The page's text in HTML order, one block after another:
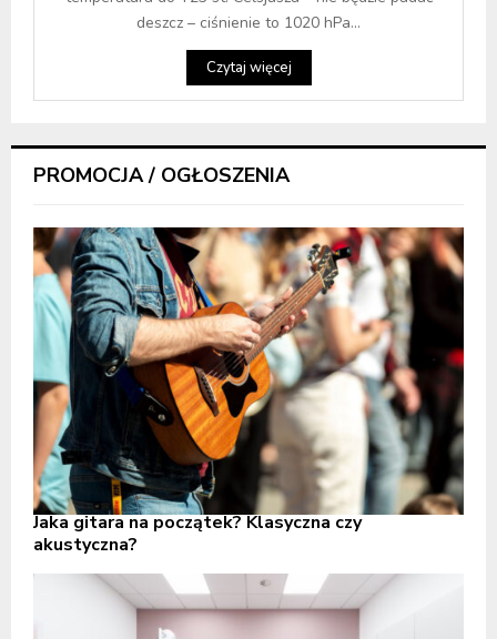
deszcz – ciśnienie to 1020 hPa...
Czytaj więcej
PROMOCJA / OGŁOSZENIA
Jaka gitara na początek? Klasyczna czy
akustyczna?